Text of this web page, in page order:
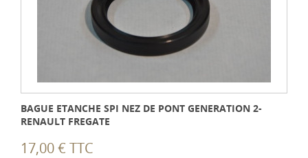
BAGUE ETANCHE SPI NEZ DE PONT GENERATION 2-
RENAULT FREGATE
17,00 € TTC